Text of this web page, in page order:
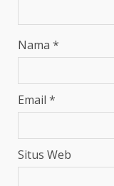
Nama *
Email *
Situs Web